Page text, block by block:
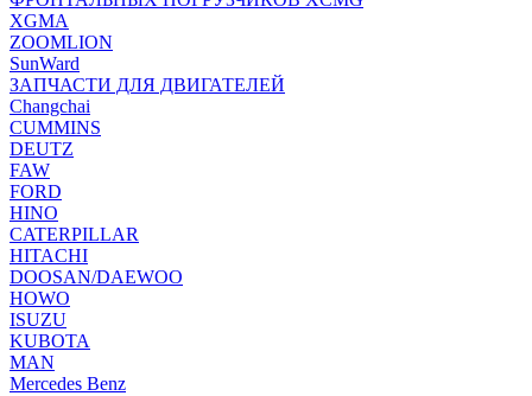
XGMA
ZOOMLION
SunWard
ЗАПЧАСТИ ДЛЯ ДВИГАТЕЛЕЙ
Changchai
CUMMINS
DEUTZ
FAW
FORD
HINO
CATERPILLAR
HITACHI
DOOSAN/DAEWOO
HOWO
ISUZU
KUBOTA
MAN
Mercedes Benz